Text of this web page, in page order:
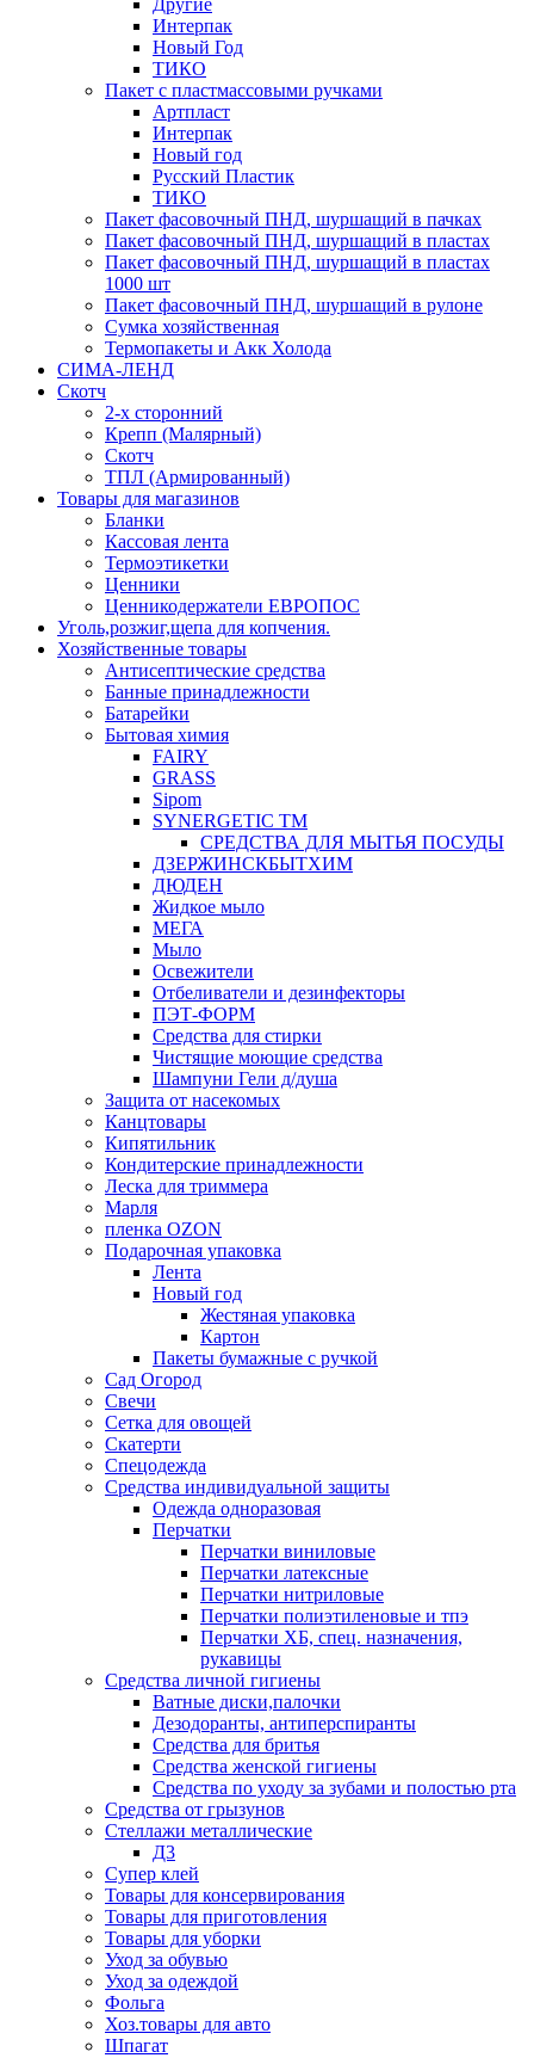
Другие
Интерпак
Новый Год
ТИКО
Пакет с пластмассовыми ручками
Артпласт
Интерпак
Новый год
Русский Пластик
ТИКО
Пакет фасовочный ПНД, шуршащий в пачках
Пакет фасовочный ПНД, шуршащий в пластах
Пакет фасовочный ПНД, шуршащий в пластах
1000 шт
Пакет фасовочный ПНД, шуршащий в рулоне
Сумка хозяйственная
Термопакеты и Акк Холода
СИМА-ЛЕНД
Скотч
2-х сторонний
Крепп (Малярный)
Скотч
ТПЛ (Армированный)
Товары для магазинов
Бланки
Кассовая лента
Термоэтикетки
Ценники
Ценникодержатели ЕВРОПОС
Уголь,розжиг,щепа для копчения.
Хозяйственные товары
Антисептические средства
Банные принадлежности
Батарейки
Бытовая химия
FAIRY
GRASS
Sipom
SYNERGETIC TM
СРЕДСТВА ДЛЯ МЫТЬЯ ПОСУДЫ
ДЗЕРЖИНСКБЫТХИМ
ДЮДЕН
Жидкое мыло
МЕГА
Мыло
Освежители
Отбеливатели и дезинфекторы
ПЭТ-ФОРМ
Средства для стирки
Чистящие моющие средства
Шампуни Гели д/душа
Защита от насекомых
Канцтовары
Кипятильник
Кондитерские принадлежности
Леска для триммера
Марля
пленка OZON
Подарочная упаковка
Лента
Новый год
Жестяная упаковка
Картон
Пакеты бумажные с ручкой
Сад Огород
Свечи
Сетка для овощей
Скатерти
Спецодежда
Средства индивидуальной защиты
Одежда одноразовая
Перчатки
Перчатки виниловые
Перчатки латексные
Перчатки нитриловые
Перчатки полиэтиленовые и тпэ
Перчатки ХБ, спец. назначения,
рукавицы
Средства личной гигиены
Ватные диски,палочки
Дезодоранты, антиперспиранты
Средства для бритья
Средства женской гигиены
Средства по уходу за зубами и полостью рта
Средства от грызунов
Стеллажи металлические
Д3
Супер клей
Товары для консервирования
Товары для приготовления
Товары для уборки
Уход за обувью
Уход за одеждой
Фольга
Хоз.товары для авто
Шпагат